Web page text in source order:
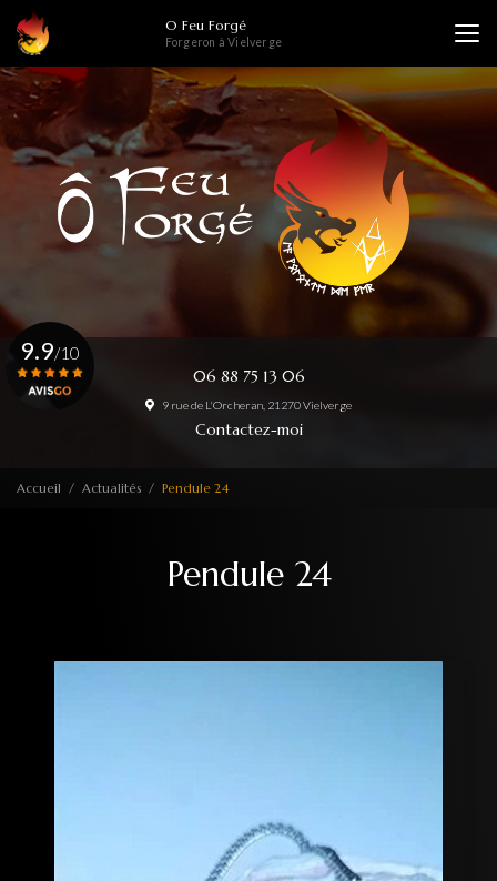
contenu
principal
O Feu Forgé
Forgeron à Vielverge
06 88 75 13 06
9 rue de L'Orcheran, 21270 Vielverge
Contactez-moi
9.9/10
Accueil Actualités Pendule 24
Pendule 24